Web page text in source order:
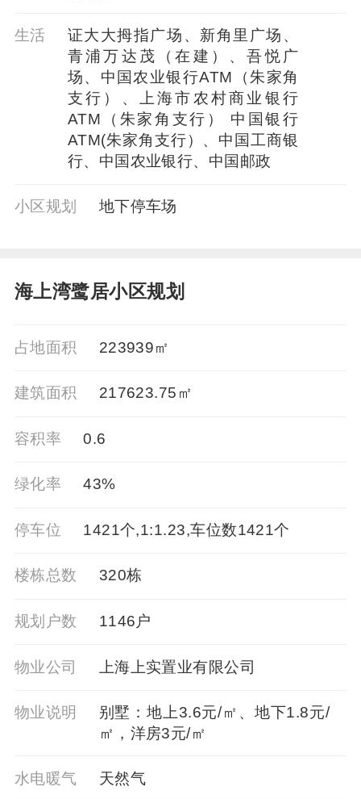
生活
证大大拇指广场、新角里广场、
青浦万达茂（在建）、吾悦广
场、中国农业银行ATM（朱家角
支行）、上海市农村商业银行
ATM（朱家角支行） 中国银行
ATM(朱家角支行）、中国工商银
行、中国农业银行、中国邮政
小区规划 地下停车场
海上湾鹭居小区规划
占地面积 223939㎡
建筑面积 217623.75㎡
容积率 0.6
绿化率 43%
停车位 1421个,1:1.23,车位数1421个
楼栋总数 320栋
规划户数 1146户
物业公司 上海上实置业有限公司
物业说明
别墅：地上3.6元/㎡、地下1.8元/
㎡，洋房3元/㎡
水电暖气 天然气